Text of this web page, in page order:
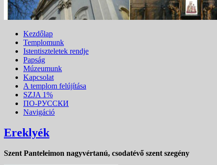
Kezdőlap
Templomunk
Istentiszteletek rendje
Papság
Múzeumunk
Kapcsolat
A templom felújítása
SZJA 1%
ПО-РУССКИ
Navigáció
Ereklyék
Szent Panteleimon nagyvértanú, csodatévő szent szegény